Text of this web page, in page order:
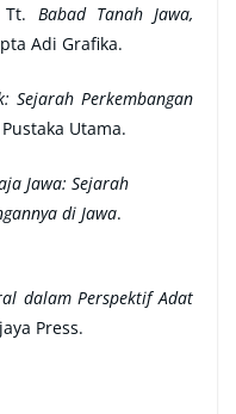
Babad Tanah Jawa,
Adi Grafika.
Sejarah Perkembangan
Utama.
Jawa: Sejarah
di Jawa.
dalam Perspektif Adat
Press.